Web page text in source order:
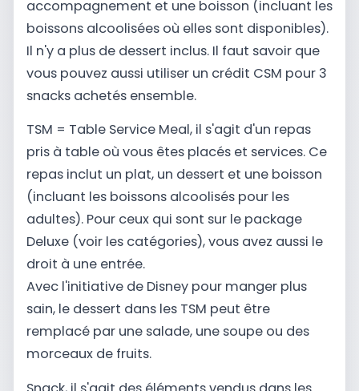
accompagnement et une boisson (incluant les
boissons alcoolisées où elles sont disponibles).
Il n'y a plus de dessert inclus. Il faut savoir que
vous pouvez aussi utiliser un crédit CSM pour 3
snacks achetés ensemble.
TSM = Table Service Meal, il s'agit d'un repas
pris à table où vous êtes placés et services. Ce
repas inclut un plat, un dessert et une boisson
(incluant les boissons alcoolisés pour les
adultes). Pour ceux qui sont sur le package
Deluxe (voir les catégories), vous avez aussi le
droit à une entrée.
Avec l'initiative de Disney pour manger plus
sain, le dessert dans les TSM peut être
remplacé par une salade, une soupe ou des
morceaux de fruits.